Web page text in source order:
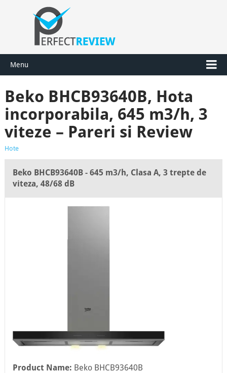
Menu
Beko BHCB93640B, Hota
incorporabila, 645 m3/h, 3
viteze – Pareri si Review
Hote
Beko BHCB93640B - 645 m3/h, Clasa A, 3 trepte de
viteza, 48/68 dB
Product Name: Beko BHCB93640B